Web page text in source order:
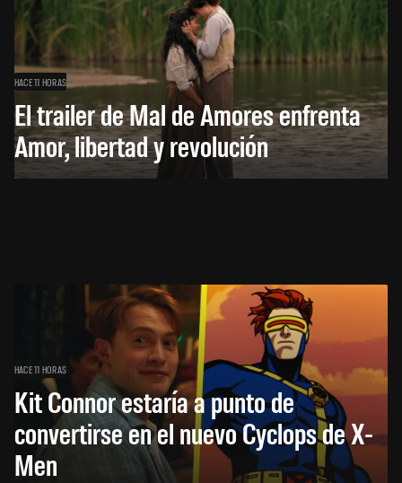
HACE 11 HORAS
El trailer de Mal de Amores enfrenta
Amor, libertad y revolución
HACE 11 HORAS
Kit Connor estaría a punto de
convertirse en el nuevo Cyclops de X-
Men